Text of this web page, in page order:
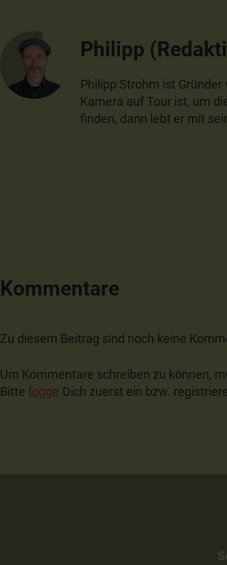
Philipp
Philipp Strohm ist
Kamera auf Tour ist, um
finden, dann lebt er mit
Kommentare
Zu diesem Beitrag sind noch keine
Um Kommentare schreiben zu können,
Bitte logge Dich zuerst ein bzw.